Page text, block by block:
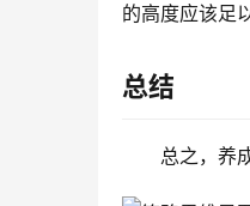
的高度应该足
总结
总之，养